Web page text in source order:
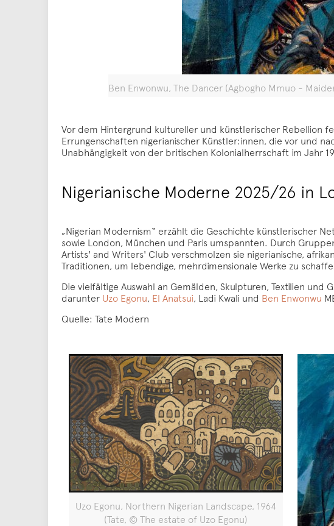
Ben Enwonwu, The Dancer (Agbogho Mmuo -
Vor dem Hintergrund kultureller und künstlerischer Rebellion
Errungenschaften nigerianischer Künstler:innen, die vor und
Unabhängigkeit von der britischen Kolonialherrschaft im Jahr
Nigerianische Moderne 2025/26 in
„Nigerian Modernism“ erzählt die Geschichte künstlerischer
sowie London, München und Paris umspannten. Durch
Artists' and Writers' Club verschmolzen sie nigerianische,
Traditionen, um lebendige, mehrdimensionale Werke zu
Die vielfältige Auswahl an Gemälden, Skulpturen, Textilien und
darunter Uzo Egonu, El Anatsui, Ladi Kwali und Ben Enwonwu
Quelle: Tate Modern
Uzo Egonu, Northern Nigerian Landscape, 1964
(Tate, © The estate of Uzo Egonu)